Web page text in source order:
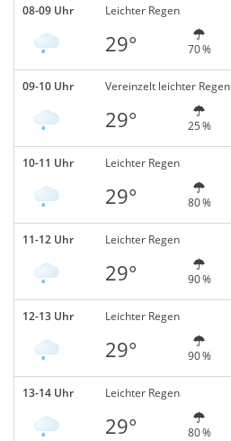
08-09 Uhr Leichter Regen
29° 70 %
09-10 Uhr Vereinzelt leichter Regen
29° 25 %
10-11 Uhr Leichter Regen
29° 80 %
11-12 Uhr Leichter Regen
29° 90 %
12-13 Uhr Leichter Regen
29° 90 %
13-14 Uhr Leichter Regen
29° 80 %